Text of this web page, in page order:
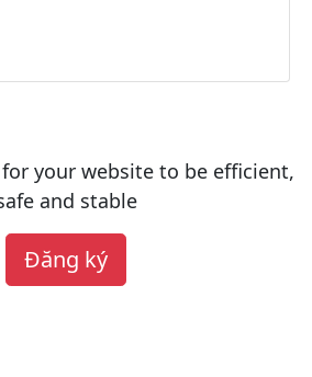
for your website to be efficient,
and stable
Đăng ký